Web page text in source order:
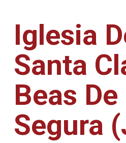
Iglesia
Santa
Beas De
Segura